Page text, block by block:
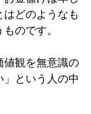
どのようなも
のです。
観を無意識の
という人の中